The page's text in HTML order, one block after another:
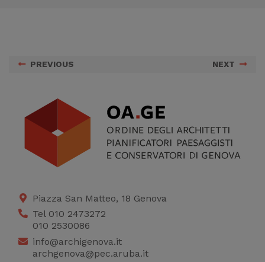
PREVIOUS NEXT
Piazza San Matteo, 18 Genova
Tel 010 2473272
010 2530086
info@archigenova.it
archgenova@pec.aruba.it